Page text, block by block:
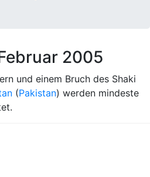
2005
und einem Bruch des Shaki
(Pakistan) werden mindeste